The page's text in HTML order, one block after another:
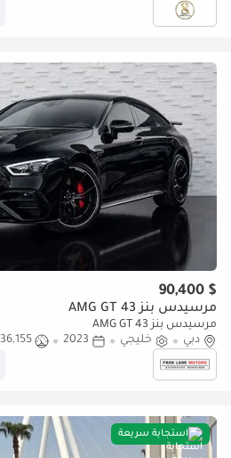
$ 90,400
مرسيدس بنز AMG GT 43
مرسيدس بنز AMG GT 43
دبي
خليجي 2023
36,155 كيلومتر
استجابة سريعة